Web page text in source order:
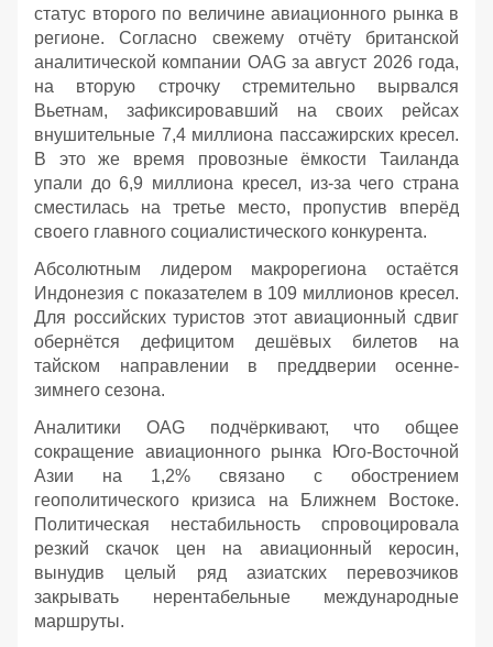
статус второго по величине авиационного рынка в
регионе. Согласно свежему отчёту британской
аналитической компании OAG за август 2026 года,
на вторую строчку стремительно вырвался
Вьетнам, зафиксировавший на своих рейсах
внушительные 7,4 миллиона пассажирских кресел.
В это же время провозные ёмкости Таиланда
упали до 6,9 миллиона кресел, из-за чего страна
сместилась на третье место, пропустив вперёд
своего главного социалистического конкурента.
Абсолютным лидером макрорегиона остаётся
Индонезия с показателем в 109 миллионов кресел.
Для российских туристов этот авиационный сдвиг
обернётся дефицитом дешёвых билетов на
тайском направлении в преддверии осенне-
зимнего сезона.
Аналитики OAG подчёркивают, что общее
сокращение авиационного рынка Юго-Восточной
Азии на 1,2% связано с обострением
геополитического кризиса на Ближнем Востоке.
Политическая нестабильность спровоцировала
резкий скачок цен на авиационный керосин,
вынудив целый ряд азиатских перевозчиков
закрывать нерентабельные международные
маршруты.